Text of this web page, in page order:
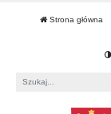
Strona główna